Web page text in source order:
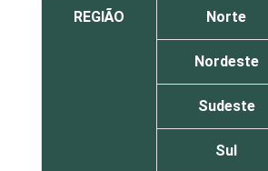
REGIÃO Norte
Nordeste
Sudeste
Sul